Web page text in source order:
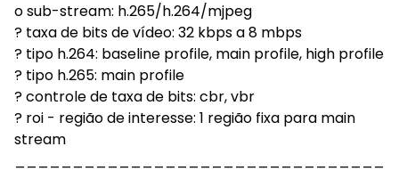
o sub-stream: h.265/h.264/mjpeg
? taxa de bits de vídeo: 32 kbps a 8 mbps
? tipo h.264: baseline profile, main profile, high profile
? tipo h.265: main profile
? controle de taxa de bits: cbr, vbr
? roi - região de interesse: 1 região fixa para main
stream